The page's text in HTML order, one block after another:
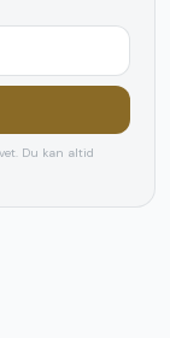
Du kan altid